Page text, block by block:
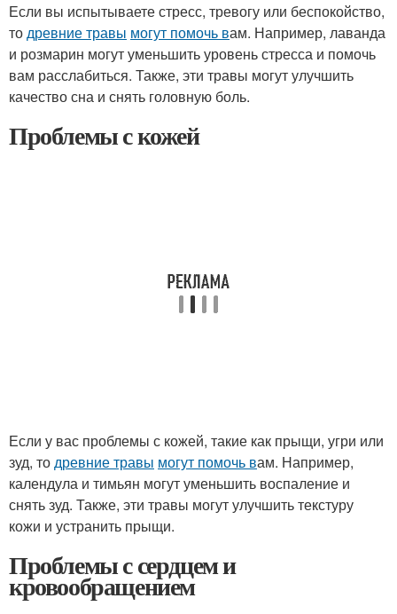
Если вы испытываете стресс, тревогу или беспокойство,
тодревние травы могут помочь вам. Например, лаванда
и розмарин могут уменьшить уровень стресса и помочь
вам расслабиться. Также, эти травы могут улучшить
качество сна и снять головную боль.
Проблемы с кожей
Если у вас проблемы с кожей, такие как прыщи, угри или
зуд, тодревние травы могут помочь вам. Например,
календула и тимьян могут уменьшить воспаление и
снять зуд. Также, эти травы могут улучшить текстуру
кожи и устранить прыщи.
Проблемы с сердцем и
кровообращением